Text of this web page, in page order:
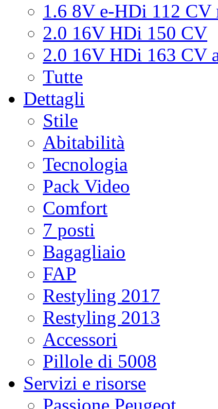
1.6 8V e-HDi 112 CV
2.0 16V HDi 150 CV
2.0 16V HDi 163 CV
Tutte
Dettagli
Stile
Abitabilità
Tecnologia
Pack Video
Comfort
7 posti
Bagagliaio
FAP
Restyling 2017
Restyling 2013
Accessori
Pillole di 5008
Servizi e risorse